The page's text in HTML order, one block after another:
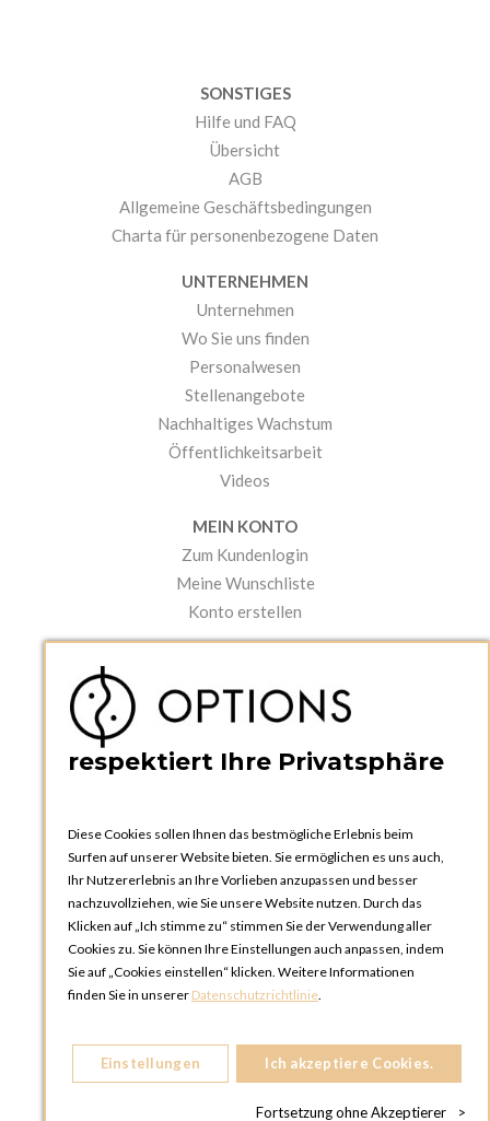
SONSTIGES
Hilfe und FAQ
Übersicht
AGB
Allgemeine Geschäftsbedingungen
Charta für personenbezogene Daten
UNTERNEHMEN
Unternehmen
Wo Sie uns finden
Personalwesen
Stellenangebote
Nachhaltiges Wachstum
Öffentlichkeitsarbeit
Videos
MEIN KONTO
Zum Kundenlogin
Meine Wunschliste
Konto erstellen
Kataloge und Bestellschein
Bedienungsanleitungen
OPTIONS ZÜRICH
Steinackerstrasse 55,
8302 Kloten
SCHWEIZ
OPTIONS GENF
respektiert Ihre Privatsphäre
Diese Cookies sollen Ihnen das bestmögliche Erlebnis beim
Surfen auf unserer Website bieten. Sie ermöglichen es uns auch,
Ihr Nutzererlebnis an Ihre Vorlieben anzupassen und besser
nachzuvollziehen, wie Sie unsere Website nutzen. Durch das
Klicken auf „Ich stimme zu“ stimmen Sie der Verwendung aller
Cookies zu. Sie können Ihre Einstellungen auch anpassen, indem
Sie auf „Cookies einstellen“ klicken. Weitere Informationen
finden Sie in unserer Datenschutzrichtlinie.
Einstellungen Ich akzeptiere Cookies.
Fortsetzung ohne Akzeptierer >